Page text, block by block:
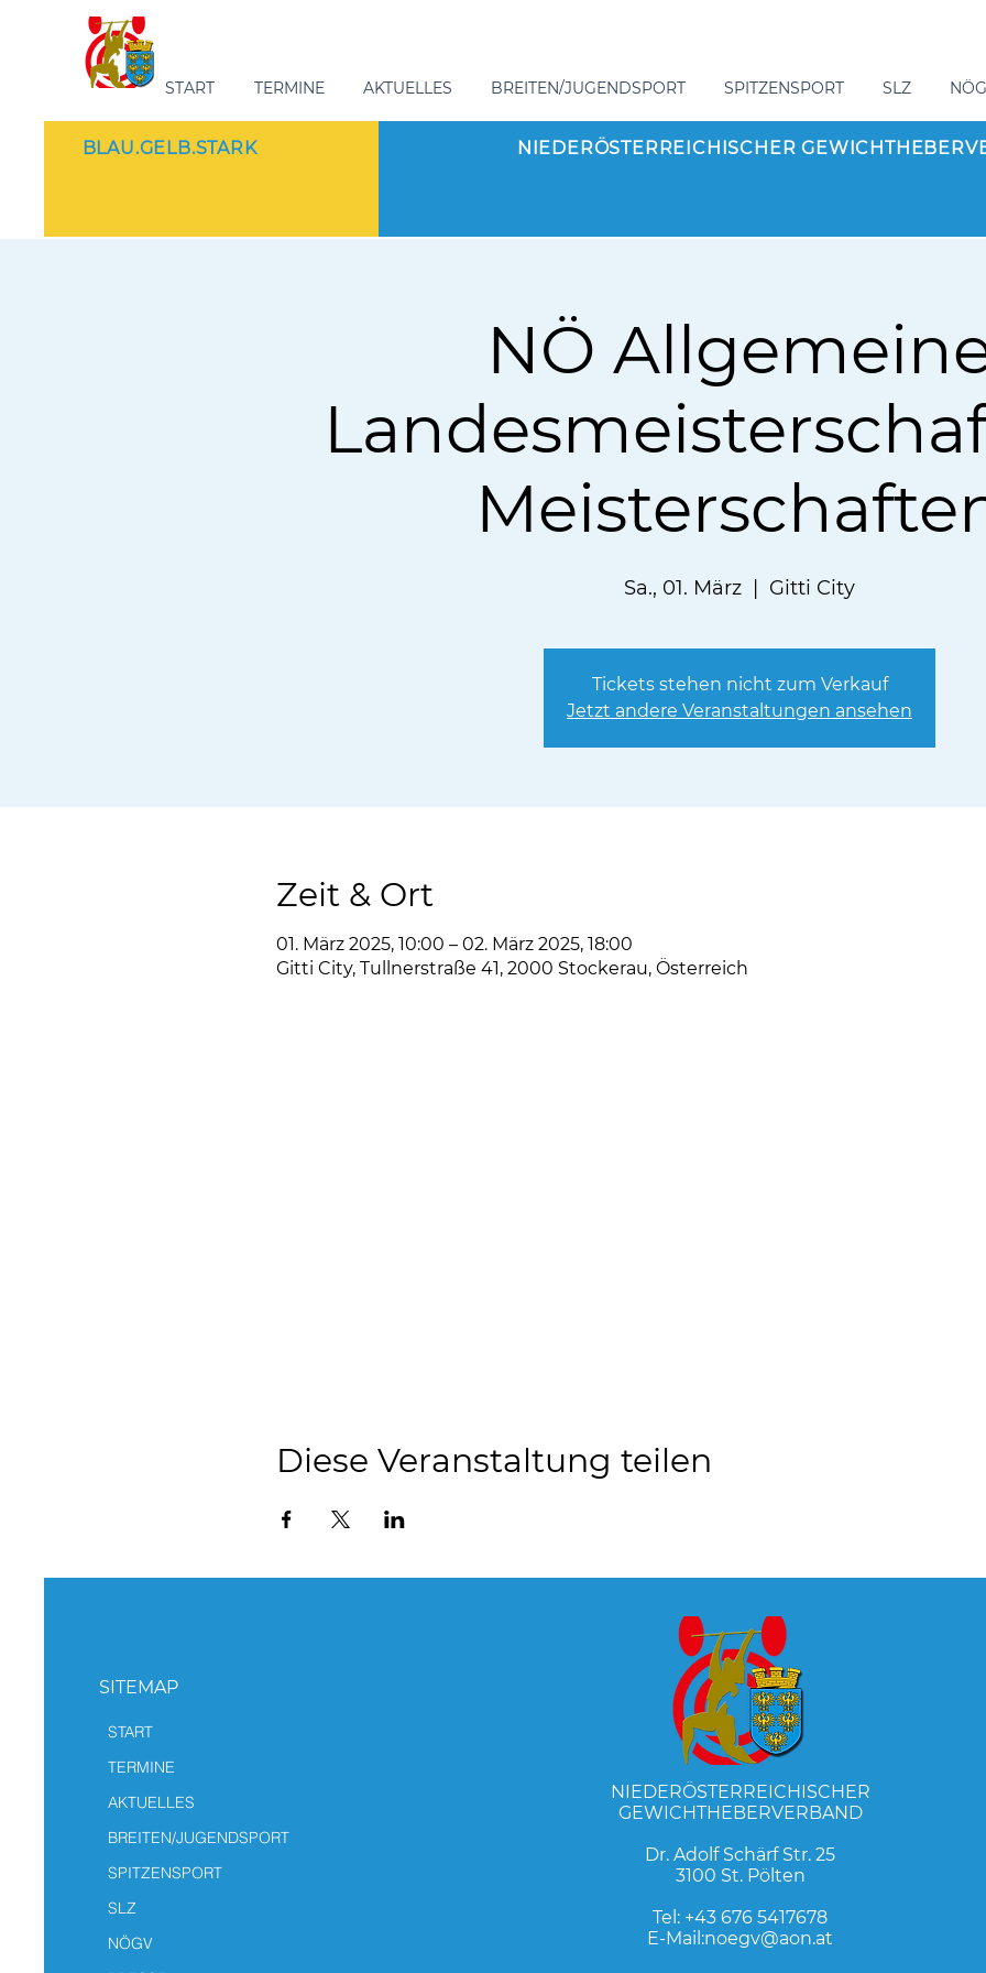
START TERMINE AKTUELLES BREITEN/JUGENDSPORT SPITZENSPORT SLZ
BLAU.GELB.STARK NIEDERÖSTERREICHISCHER
NÖ
Sa., 01. März Gitti City
Tickets stehen nicht zum Verkauf
Jetzt andere Veranstaltungen ansehen
Zeit & Ort
01. März 2025, 10:00 – 02. März 2025, 18:00
Gitti City, Tullnerstraße 41, 2000 Stockerau, Österreich
Diese Veranstaltung teilen
SITEMAP
START
TERMINE
AKTUELLES
BREITEN/JUGENDSPORT
SPITZENSPORT
SLZ
NÖGV
NIEDERÖSTERREICHISCHER
GEWICHTHEBERVERBAND
Dr. Adolf Schärf Str. 25
3100 St. Pölten
Tel: +43 676 5417678
E-Mail:noegv@aon.at